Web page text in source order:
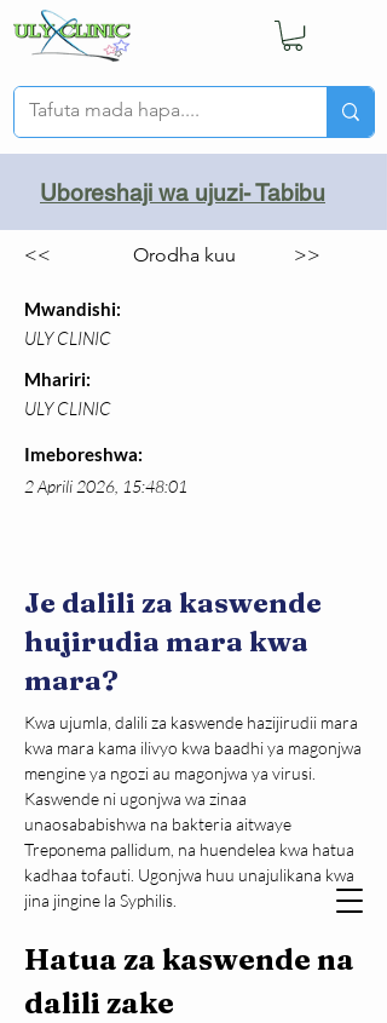
Uboreshaji wa ujuzi- Tabibu
<< Orodha kuu >>
Mwandishi:
ULY CLINIC
Mhariri:
ULY CLINIC
Imeboreshwa:
2 Aprili 2026, 15:48:01
Je dalili za kaswende
hujirudia mara kwa
mara?
Kwa ujumla, dalili za kaswende hazijirudii mara
kwa mara kama ilivyo kwa baadhi ya magonjwa
mengine ya ngozi au magonjwa ya virusi.
Kaswende ni ugonjwa wa zinaa
unaosababishwa na bakteria aitwaye
Treponema pallidum, na huendelea kwa hatua
kadhaa tofauti. Ugonjwa huu unajulikana kwa
jina jingine la Syphilis.
Hatua za kaswende na
dalili zake